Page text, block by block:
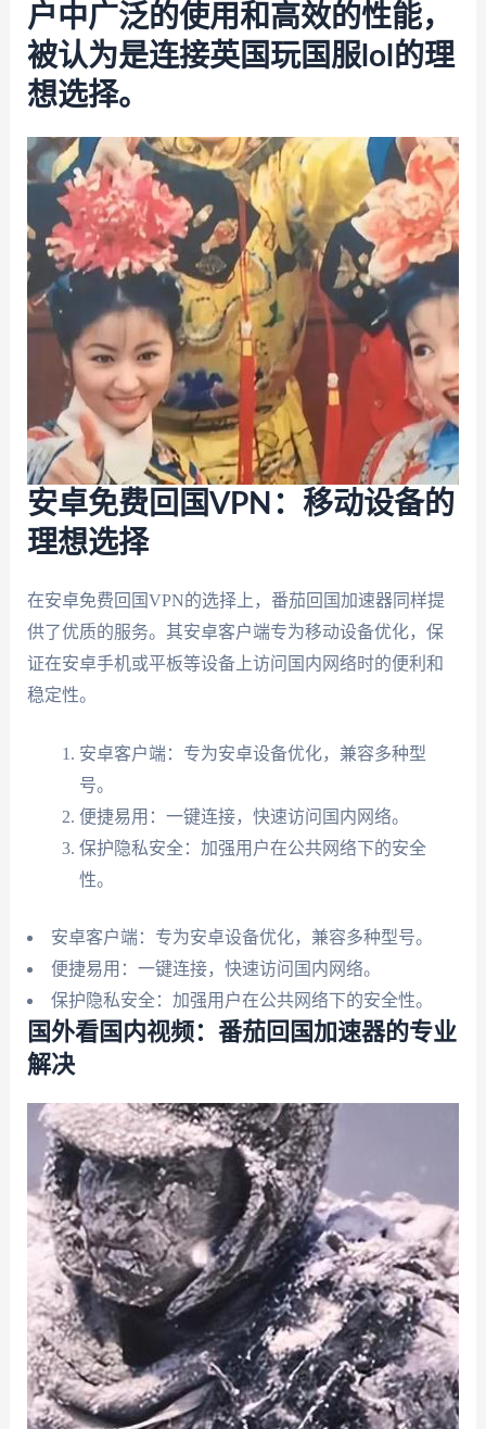
户中广泛的使用和高效的性能，
被认为是连接英国玩国服lol的理
想选择。
安卓免费回国VPN：移动设备的
理想选择
在安卓免费回国VPN的选择上，番茄回国加速器同样提
供了优质的服务。其安卓客户端专为移动设备优化，保
证在安卓手机或平板等设备上访问国内网络时的便利和
稳定性。
安卓客户端：专为安卓设备优化，兼容多种型
号。
便捷易用：一键连接，快速访问国内网络。
保护隐私安全：加强用户在公共网络下的安全
性。
安卓客户端：专为安卓设备优化，兼容多种型号。
便捷易用：一键连接，快速访问国内网络。
保护隐私安全：加强用户在公共网络下的安全性。
国外看国内视频：番茄回国加速器的专业
解决